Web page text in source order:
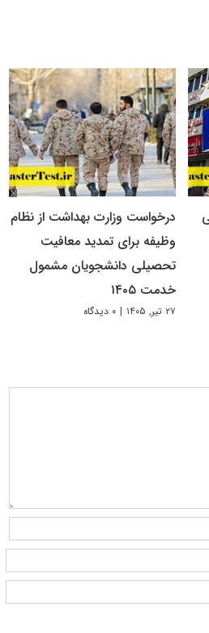
درخواست وزارت بهداشت از نظام
وظیفه برای تمدید معافیت
تحصیلی دانشجویان مشمول
خدمت ۱۴۰۵
۲۷ تیر, ۱۴۰۵ | ۰ دیدگاه